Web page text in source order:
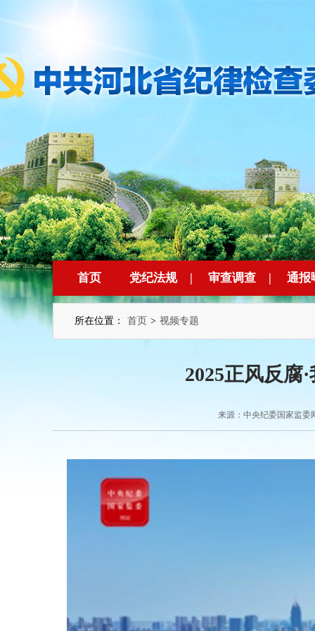
首页 党纪法规 | 审查调查 | 通报
所在位置： 首页 > 视频专题
2025正风反腐
来源：中央纪委国家监